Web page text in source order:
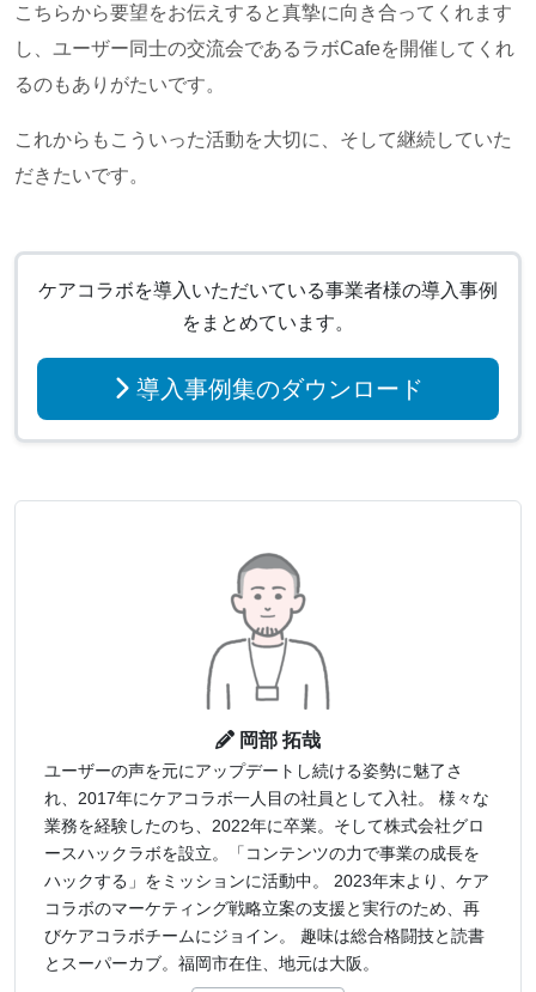
こちらから要望をお伝えすると真摯に向き合ってくれます
し、ユーザー同士の交流会であるラボCafeを開催してくれ
るのもありがたいです。
これからもこういった活動を大切に、そして継続していた
だきたいです。
ケアコラボを導入いただいている事業者様の導入事例
をまとめています。
導入事例集のダウンロード
岡部 拓哉
ユーザーの声を元にアップデートし続ける姿勢に魅了さ
れ、2017年にケアコラボ一人目の社員として入社。 様々な
業務を経験したのち、2022年に卒業。そして株式会社グロ
ースハックラボを設立。「コンテンツの力で事業の成長を
ハックする」をミッションに活動中。 2023年末より、ケア
コラボのマーケティング戦略立案の支援と実行のため、再
びケアコラボチームにジョイン。 趣味は総合格闘技と読書
とスーパーカブ。福岡市在住、地元は大阪。